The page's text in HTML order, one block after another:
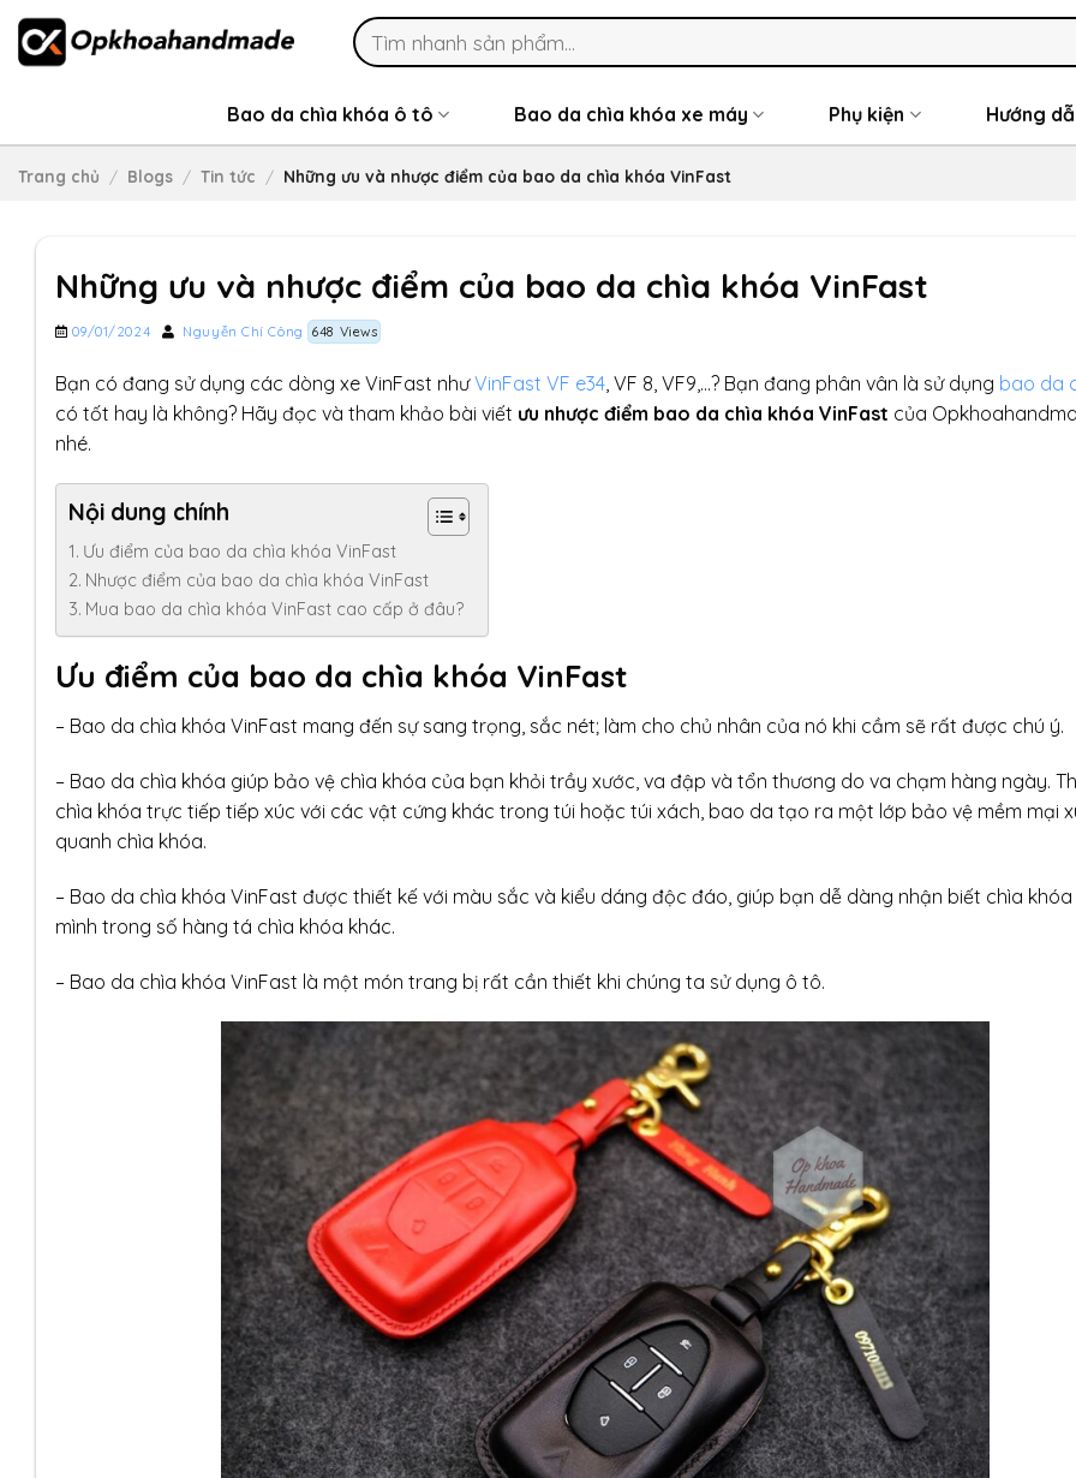
Skip
content
Search
for:
Bao da chìa khóa ô tô Bao da chìa khóa xe máy Phụ kiện Hướng
Trang chủ / Blogs / Tin tức / Những ưu và nhược điểm của bao da chìa khóa VinFast
Những ưu và nhược điểm của bao da chìa khóa VinFast
09/01/2024 Nguyễn Chí Công 648 Views
Bạn có đang sử dụng các dòng xe VinFast nhưVinFast VF e34 , VF 8, VF9,…? Bạn đang phân vân là sử dụng bao da
có tốt hay là không? Hãy đọc và tham khảo bài viết ưu nhược điểm bao da chìa khóa VinFast của
nhé.
Nội dung chính
Ưu điểm của bao da chìa khóa VinFast
Nhược điểm của bao da chìa khóa VinFast
Mua bao da chìa khóa VinFast cao cấp ở đâu?
Ưu điểm của bao da chìa khóa VinFast
– Bao da chìa khóa VinFast mang đến sự sang trọng, sắc nét; làm cho chủ nhân của nó khi cầm sẽ rất được chú ý.
– Bao da chìa khóa giúp bảo vệ chìa khóa của bạn khỏi trầy xước, va đập và tổn thương do va chạm hàng ngày.
chìa khóa trực tiếp tiếp xúc với các vật cứng khác trong túi hoặc túi xách, bao da tạo ra một lớp bảo vệ mềm mại
quanh chìa khóa.
– Bao da chìa khóa VinFast được thiết kế với màu sắc và kiểu dáng độc đáo, giúp bạn dễ dàng nhận biết chìa
mình trong số hàng tá chìa khóa khác.
– Bao da chìa khóa VinFast là một món trang bị rất cần thiết khi chúng ta sử dụng ô tô.